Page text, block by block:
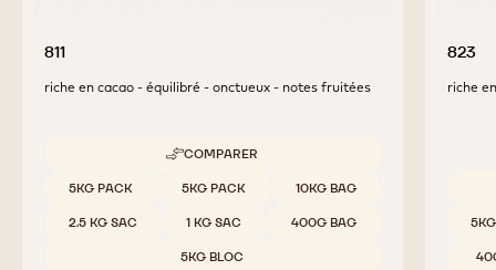
811
riche en cacao - équilibré - onctueux - notes fruitées
COMPARER
-
Tailles disponibles
5KG PACK 5KG PACK 10KG BAG
2.5 KG SAC 1 KG SAC 400G BAG
5KG BLOC
823
riche